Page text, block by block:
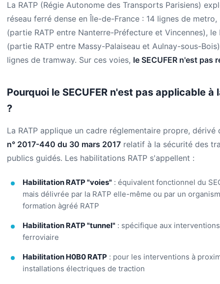
La RATP (Régie Autonome des Transports Parisiens)
réseau ferré dense en Île-de-France : 14 lignes de metro,
(partie RATP entre Nanterre-Préfecture et Vincennes), le
(partie RATP entre Massy-Palaiseau et Aulnay-sous-
lignes de tramway. Sur ces voies, le SECUFER n'est pas
Pourquoi le SECUFER n'est pas applicable à
?
La RATP applique un cadre réglementaire propre, dérivé
n° 2017-440 du 30 mars 2017 relatif à la sécurité des
publics guidés. Les habilitations RATP s'appellent :
Habilitation RATP "voies" : équivalent fonctionnel du
mais délivrée par la RATP elle-même ou par un
formation àgréé RATP
Habilitation RATP "tunnel" : spécifique aux
ferroviaire
Habilitation H0B0 RATP : pour les interventions à
installations électriques de traction